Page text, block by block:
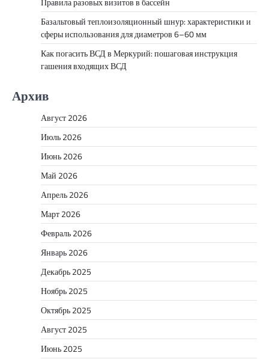
Базальтовый теплоизоляционный шнур: характеристики и
сферы использования для диаметров 6–60 мм
Как погасить ВСД в Меркурий: пошаговая инструкция
гашения входящих ВСД
Архив
Август 2026
Июль 2026
Июнь 2026
Май 2026
Апрель 2026
Март 2026
Февраль 2026
Январь 2026
Декабрь 2025
Ноябрь 2025
Октябрь 2025
Август 2025
Июнь 2025